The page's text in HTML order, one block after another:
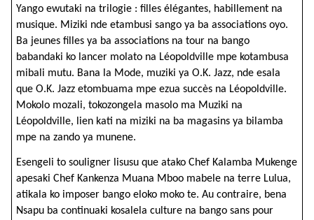
Yango ewutaki na trilogie : filles élégantes, habillement na
musique. Miziki nde etambusi sango ya ba associations oyo.
Ba jeunes filles ya ba associations na tour na bango
babandaki ko lancer molato na Léopoldville mpe kotambusa
mibali mutu. Bana la Mode, muziki ya O.K. Jazz, nde esala
que O.K. Jazz etombuama mpe ezua succès na Léopoldville.
Mokolo mozali, tokozongela masolo ma Muziki na
Léopoldville, lien kati na miziki na ba magasins ya bilamba
mpe na zando ya munene.
Esengeli to souligner lisusu que atako Chef Kalamba Mukenge
apesaki Chef Kankenza Muana Mboo mabele na terre Lulua,
atikala ko imposer bango eloko moko te. Au contraire, bena
Nsapu ba continuaki kosalela culture na bango sans pour